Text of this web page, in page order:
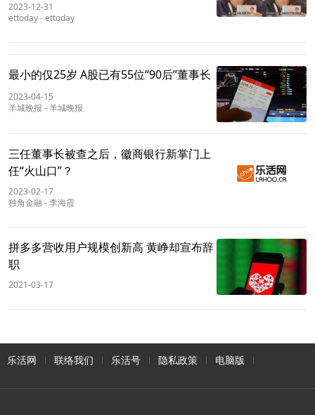
2023-12-31
ettoday-ettoday
最小的仅25岁 A股已有55位“90后”董事长
2023-04-15
羊城晚报 -羊城晚报
三任董事长被查之后，徽商银行新掌门上
任“火山口”？
2023-02-17
独角金融 -李海霞
拼多多营收用户规模创新高 黄峥却宣布辞
职
2021-03-17
乐活网 联络我们 乐活号 隐私政策 电脑版